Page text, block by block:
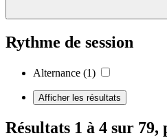
Rythme de session
Alternance (1)
Afficher les résultats
Résultats 1 à 4 sur 79,